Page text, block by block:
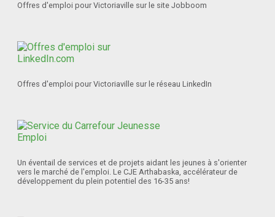
Offres d'emploi pour Victoriaville sur le site Jobboom
Offres d'emploi pour Victoriaville sur le réseau LinkedIn
Un éventail de services et de projets aidant les jeunes à s'orienter
vers le marché de l'emploi. Le CJE Arthabaska, accélérateur de
développement du plein potentiel des 16-35 ans!